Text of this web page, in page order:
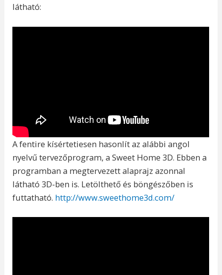
látható:
A fentire kísértetiesen hasonlít az alábbi angol
nyelvű tervezőprogram, a Sweet Home 3D. Ebben a
programban a megtervezett alaprajz azonnal
látható 3D-ben is. Letölthető és böngészőben is
futtatható. http://www.sweethome3d.com/